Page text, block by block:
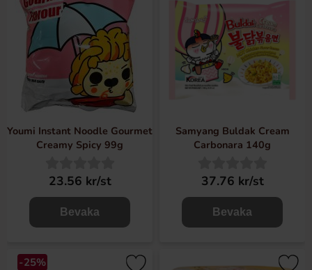
Youmi Instant Noodle Gourmet
Creamy Spicy 99g
23.56 kr/st
Bevaka
Samyang Buldak Cream
Carbonara 140g
37.76 kr/st
Bevaka
-25%